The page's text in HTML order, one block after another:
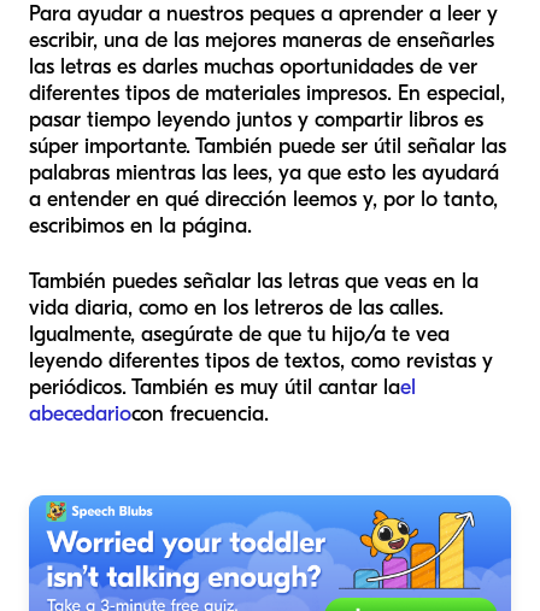
Para ayudar a nuestros peques a aprender a leer y
escribir, una de las mejores maneras de enseñarles
las letras es darles muchas oportunidades de ver
diferentes tipos de materiales impresos. En especial,
pasar tiempo leyendo juntos y compartir libros es
súper importante. También puede ser útil señalar las
palabras mientras las lees, ya que esto les ayudará
a entender en qué dirección leemos y, por lo tanto,
escribimos en la página.
También puedes señalar las letras que veas en la
vida diaria, como en los letreros de las calles.
Igualmente, asegúrate de que tu hijo/a te vea
leyendo diferentes tipos de textos, como revistas y
periódicos. También es muy útil cantar lael
abecedariocon frecuencia.